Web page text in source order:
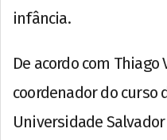
infância.
De acordo com
coordenador do curso
Universidade Salvador